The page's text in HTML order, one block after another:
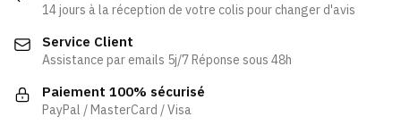
14 jours à la réception de votre colis pour changer d'avis
Service Client
Assistance par emails 5j/7 Réponse sous 48h
Paiement 100% sécurisé
PayPal / MasterCard / Visa